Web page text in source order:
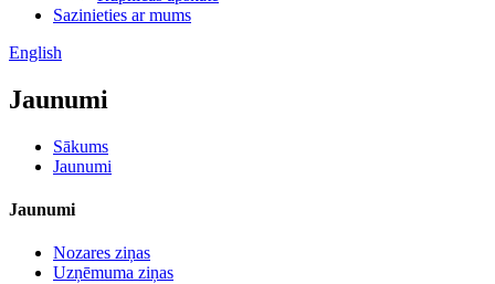
Sazinieties ar mums
English
Jaunumi
Sākums
Jaunumi
Jaunumi
Nozares ziņas
Uzņēmuma ziņas